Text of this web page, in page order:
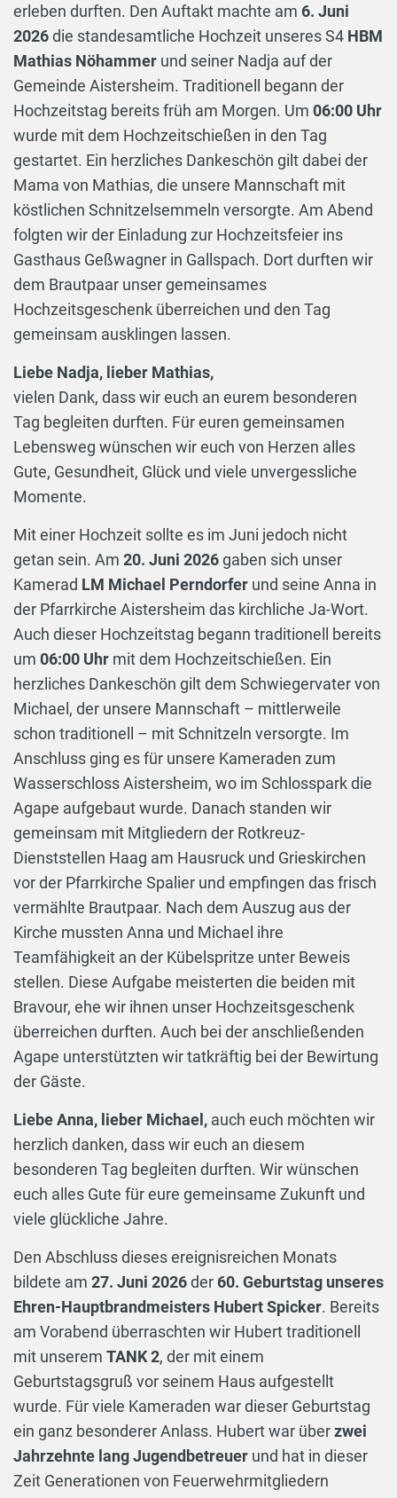
erleben durften. Den Auftakt machte am 6. Juni
2026die standesamtliche Hochzeit unseres S4 HBM
Mathias Nöhammer und seiner Nadja auf der
Gemeinde Aistersheim. Traditionell begann der
Hochzeitstag bereits früh am Morgen. Um 06:00 Uhr
wurde mit dem Hochzeitschießen in den Tag
gestartet. Ein herzliches Dankeschön gilt dabei der
Mama von Mathias, die unsere Mannschaft mit
köstlichen Schnitzelsemmeln versorgte. Am Abend
folgten wir der Einladung zur Hochzeitsfeier ins
Gasthaus Geßwagner in Gallspach. Dort durften wir
dem Brautpaar unser gemeinsames
Hochzeitsgeschenk überreichen und den Tag
gemeinsam ausklingen lassen.
Liebe Nadja, lieber Mathias,
vielen Dank, dass wir euch an eurem besonderen
Tag begleiten durften. Für euren gemeinsamen
Lebensweg wünschen wir euch von Herzen alles
Gute, Gesundheit, Glück und viele unvergessliche
Momente.
Mit einer Hochzeit sollte es im Juni jedoch nicht
getan sein. Am 20. Juni 2026gaben sich unser
Kamerad LM Michael Perndorfer und seine Anna in
der Pfarrkirche Aistersheim das kirchliche Ja-Wort.
Auch dieser Hochzeitstag begann traditionell bereits
um 06:00 Uhr mit dem Hochzeitschießen. Ein
herzliches Dankeschön gilt dem Schwiegervater von
Michael, der unsere Mannschaft – mittlerweile
schon traditionell – mit Schnitzeln versorgte. Im
Anschluss ging es für unsere Kameraden zum
Wasserschloss Aistersheim, wo im Schlosspark die
Agape aufgebaut wurde. Danach standen wir
gemeinsam mit Mitgliedern der Rotkreuz-
Dienststellen Haag am Hausruck und Grieskirchen
vor der Pfarrkirche Spalier und empfingen das frisch
vermählte Brautpaar. Nach dem Auszug aus der
Kirche mussten Anna und Michael ihre
Teamfähigkeit an der Kübelspritze unter Beweis
stellen. Diese Aufgabe meisterten die beiden mit
Bravour, ehe wir ihnen unser Hochzeitsgeschenk
überreichen durften. Auch bei der anschließenden
Agape unterstützten wir tatkräftig bei der Bewirtung
der Gäste.
Liebe Anna, lieber Michael, auch euch möchten wir
herzlich danken, dass wir euch an diesem
besonderen Tag begleiten durften. Wir wünschen
euch alles Gute für eure gemeinsame Zukunft und
viele glückliche Jahre.
Den Abschluss dieses ereignisreichen Monats
bildete am 27. Juni 2026der 60. Geburtstag unseres
Ehren-Hauptbrandmeisters Hubert Spicker. Bereits
am Vorabend überraschten wir Hubert traditionell
mit unserem TANK 2, der mit einem
Geburtstagsgruß vor seinem Haus aufgestellt
wurde. Für viele Kameraden war dieser Geburtstag
ein ganz besonderer Anlass. Hubert war überzwei
Jahrzehnte lang Jugendbetreuer und hat in dieser
Zeit Generationen von Feuerwehrmitgliedern